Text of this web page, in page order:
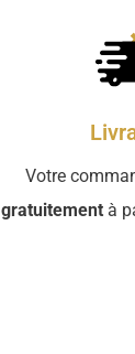
Votre
gratuitementà